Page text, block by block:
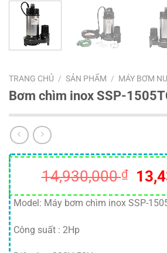
TRANG CHỦ / SẢN PHẨM / MÁY BƠM
Bơm chìm inox SSP-
14,930,000₫
Giá
gốc
là:
Model: Máy bơm chìm inox SSP-
Công suất : 2Hp